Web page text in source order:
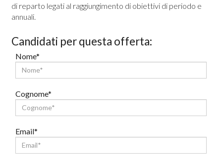
di reparto legati al raggiungimento di obiettivi di periodo e
annuali.
Candidati per questa offerta:
Nome*
Cognome*
Email*